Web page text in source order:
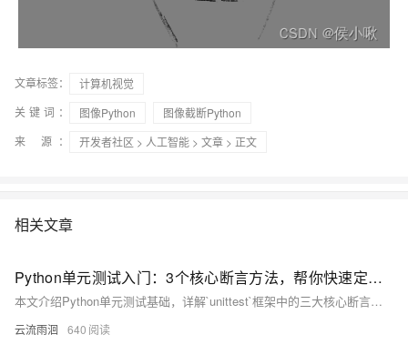
文章标签：
计算机视觉
关键词：
图像Python
图像截断Python
来 源：
开发者社区 > 人工智能 > 文章 > 正文
相关文章
Python单元测试入门：3个核心断言方法，帮你快速定位代码bug
本文介绍Python单元测试基础，详解`unittest`框架中的三大核心断言方法：`assertEqual`验证值相等，`assertTrue`和`assertFalse`判断条件真假。通过实例演示其用法，帮助开发者自动化检测代码逻辑，提升测试效率与可靠性。
云流雨洄 640